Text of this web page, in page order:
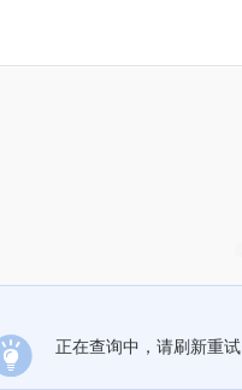
正在查询中，请刷新重试